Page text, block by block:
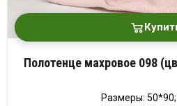
Полотенце махровое 098
Размеры: